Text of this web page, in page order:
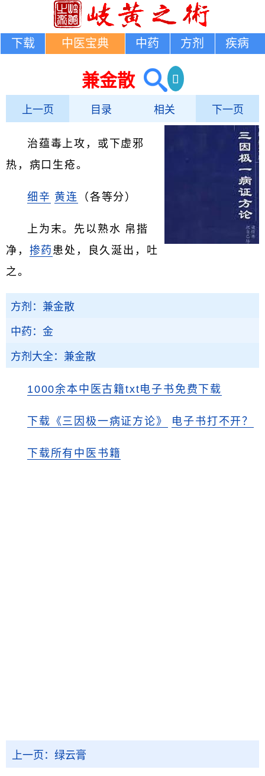
下载 中医宝典 中药 方剂 疾病
兼金散
上一页 目录 相关 下一页
治蕴毒上攻，或下虚邪
热，病口生疮。
细辛 黄连 （各等分）
上为末。先以熟水 帛揩
净， 掺药 患处，良久涎出，吐
之。
方剂：兼金散
中药：金
方剂大全：兼金散
1000余本中医古籍txt电子书免费下载
下载《三因极一病证方论》 电子书打不开？
下载所有中医书籍
上一页： 绿云膏